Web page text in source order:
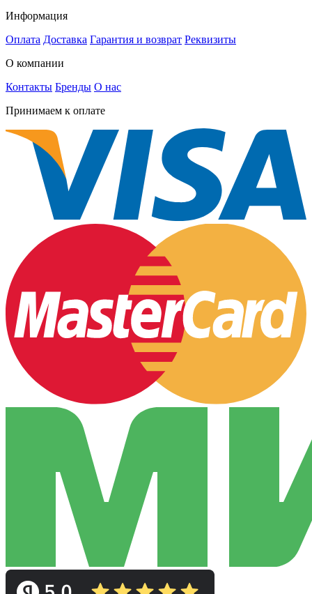
Информация
Оплата Доставка Гарантия и возврат Реквизиты
О компании
Контакты Бренды О нас
Принимаем к оплате